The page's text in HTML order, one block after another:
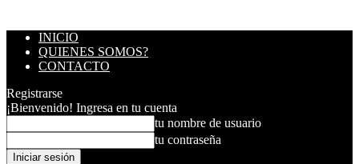
INICIO
QUIENES SOMOS?
CONTACTO
Registrarse
¡Bienvenido! Ingresa en tu cuenta
tu nombre de usuario
tu contraseña